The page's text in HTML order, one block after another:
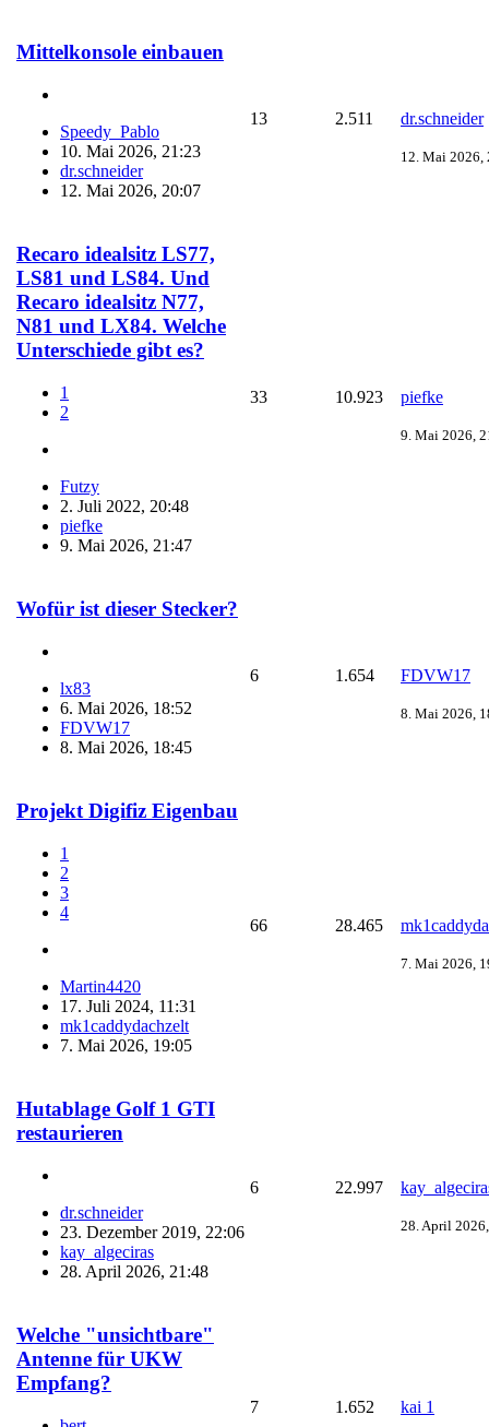
Mittelkonsole einbauen
Speedy_Pablo
10. Mai 2026, 21:23
dr.schneider
12. Mai 2026, 20:07
13 2.511 dr.schneider
12. Mai 2026,
Recaro idealsitz LS77,
LS81 und LS84. Und
Recaro idealsitz N77,
N81 und LX84. Welche
Unterschiede gibt es?
1
2
Futzy
2. Juli 2022, 20:48
piefke
9. Mai 2026, 21:47
33 10.923 piefke
9. Mai 2026,
Wofür ist dieser Stecker?
lx83
6. Mai 2026, 18:52
FDVW17
8. Mai 2026, 18:45
6 1.654 FDVW17
8. Mai 2026,
Projekt Digifiz Eigenbau
1
2
3
4
Martin4420
17. Juli 2024, 11:31
mk1caddydachzelt
7. Mai 2026, 19:05
66 28.465
7. Mai 2026,
Hutablage Golf 1 GTI
restaurieren
dr.schneider
23. Dezember 2019, 22:06
kay_algeciras
28. April 2026, 21:48
6 22.997
28. April
Welche "unsichtbare"
Antenne für UKW
Empfang?
7 1.652 kai 1